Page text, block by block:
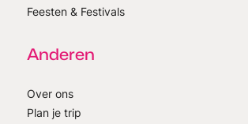
Feesten & Festivals
Anderen
Over ons
Plan je trip